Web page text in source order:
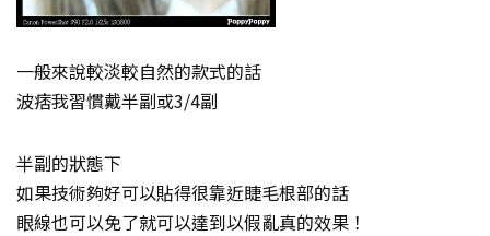
一般來說較淡較自然的款式的話
波痞我習慣戴半副或3/4副
半副的狀態下
如果技術夠好可以貼得很靠近睫毛根部的話
眼線也可以免了就可以達到以假亂真的效果！